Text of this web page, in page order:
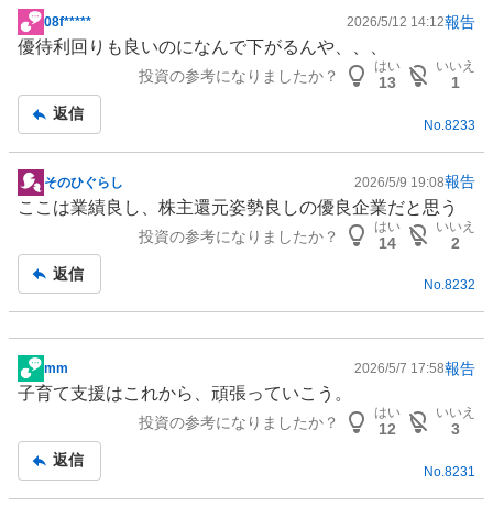
掲
示
事
08f***** 2026/5/12 14:12報告
優待利回りも良いのになんで下がるんや、、、
投資の参考になりましたか？
はい
13
いいえ
1
返信
No. 8233
掲
示
事
そのひぐらし 2026/5/9 19:08報告
ここは業績良し、株主還元姿勢良しの優良企業だと思う
投資の参考になりましたか？
はい
14
いいえ
2
返信
No.8232
掲
示
事
mm 2026/5/7 17:58報告
子育て支援はこれから、頑張っていこう。
投資の参考になりましたか？
はい
12
いいえ
3
返信
No. 8231